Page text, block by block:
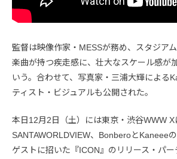
監督は映像作家・MESSが務め、スタジアム
楽曲が持つ疾走感に、壮大なスケール感が
いう。合わせて、写真家・三浦大輝による
ティスト・ビジュアルも公開された。
本日12月2日（土）には東京・渋谷WWW X
SANTAWORLDVIEW、BonberoとKaneee
ゲストに招いた『ICON』のリリース・パ